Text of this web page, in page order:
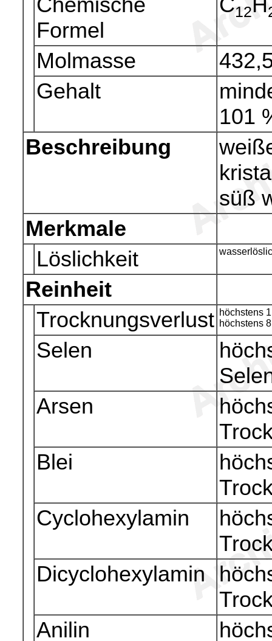
Formel
12
Molmasse
Gehalt
101
Beschreibung
süß
Merkmale
Löslichkeit
Reinheit
Trocknungsverlust höchstens
höchstens
Selen
Arsen
Blei
Cyclohexylamin
Dicyclohexylamin
Anilin